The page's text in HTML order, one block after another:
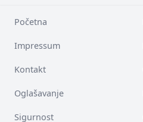
Početna
Impressum
Kontakt
Oglašavanje
Sigurnost